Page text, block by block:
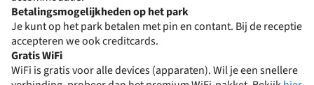
Betalingsmogelijkheden op het park
Je kunt op het park betalen met pin en contant. Bij de receptie
accepteren we ook creditcards.
Gratis WiFi
WiFi is gratis voor alle devices (apparaten). Wil je een snellere